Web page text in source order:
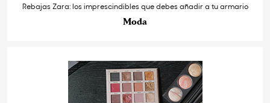
Rebajas Zara: los imprescindibles que debes añadir a tu armario
Moda